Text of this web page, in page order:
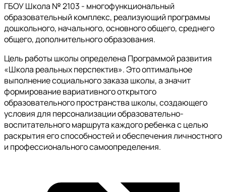
ГБОУ Школа № 2103 - многофункциональный
образовательный комплекс, реализующий программы
дошкольного, начального, основного общего, среднего
общего, дополнительного образования.
Цель работы школы определена Программой развития
«Школа реальных перспектив». Это оптимальное
выполнение социального заказа школы, а значит
формирование вариативного открытого
образовательного пространства школы, создающего
условия для персонализации образовательно-
воспитательного маршрута каждого ребенка с целью
раскрытия его способностей и обеспечения личностного
и профессионального самоопределения.